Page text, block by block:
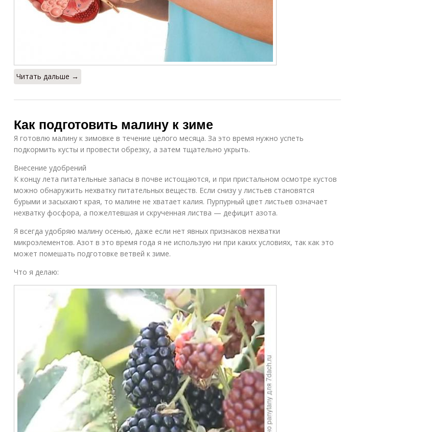
Читать дальше →
Как подготовить малину к зиме
Я готовлю малину к зимовке в течение целого месяца. За это время нужно успеть
подкормить кусты и провести обрезку, а затем тщательно укрыть.
Внесение удобрений
К концу лета питательные запасы в почве истощаются, и при пристальном осмотре кустов
можно обнаружить нехватку питательных веществ. Если снизу у листьев становятся
бурыми и засыхают края, то малине не хватает калия. Пурпурный цвет листьев означает
нехватку фосфора, а пожелтевшая и скрученная листва — дефицит азота.
Я всегда удобряю малину осенью, даже если нет явных признаков нехватки
микроэлементов. Азот в это время года я не использую ни при каких условиях, так как это
может помешать подготовке ветвей к зиме.
Что я делаю: